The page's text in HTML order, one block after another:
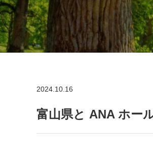
2024.10.16
富山県と ANA ホー